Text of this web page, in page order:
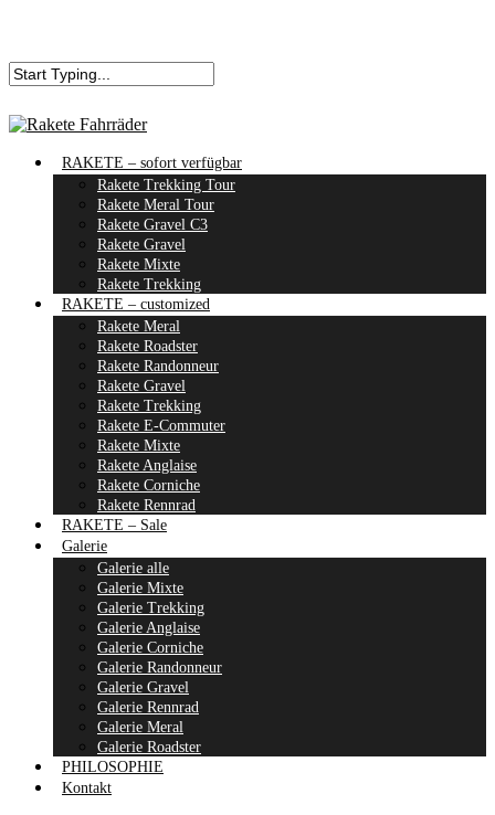
RAKETE – sofort verfügbar
Rakete Trekking Tour
Rakete Meral Tour
Rakete Gravel C3
Rakete Gravel
Rakete Mixte
Rakete Trekking
RAKETE – customized
Rakete Meral
Rakete Roadster
Rakete Randonneur
Rakete Gravel
Rakete Trekking
Rakete E-Commuter
Rakete Mixte
Rakete Anglaise
Rakete Corniche
Rakete Rennrad
RAKETE – Sale
Galerie
Galerie alle
Galerie Mixte
Galerie Trekking
Galerie Anglaise
Galerie Corniche
Galerie Randonneur
Galerie Gravel
Galerie Rennrad
Galerie Meral
Galerie Roadster
PHILOSOPHIE
Kontakt